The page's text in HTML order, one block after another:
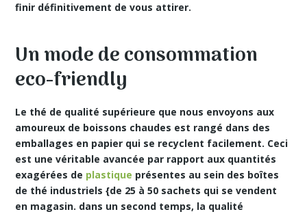
finir définitivement de vous attirer.
Un mode de consommation
eco-friendly
Le thé de qualité supérieure que nous envoyons aux
amoureux de boissons chaudes est rangé dans des
emballages en papier qui se recyclent facilement. Ceci
est une véritable avancée par rapport aux quantités
exagérées de plastique présentes au sein des boîtes
de thé industriels {de 25 à 50 sachets qui se vendent
en magasin. dans un second temps, la qualité